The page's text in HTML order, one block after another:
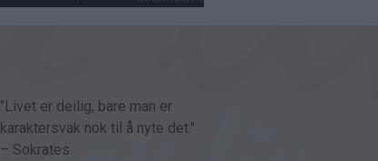
"Livet er deilig, bare man er
karaktersvak nok til å nyte det."
– Sokrates